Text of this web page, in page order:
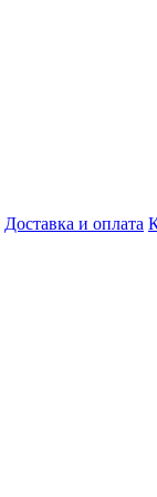
Доставка и оплата